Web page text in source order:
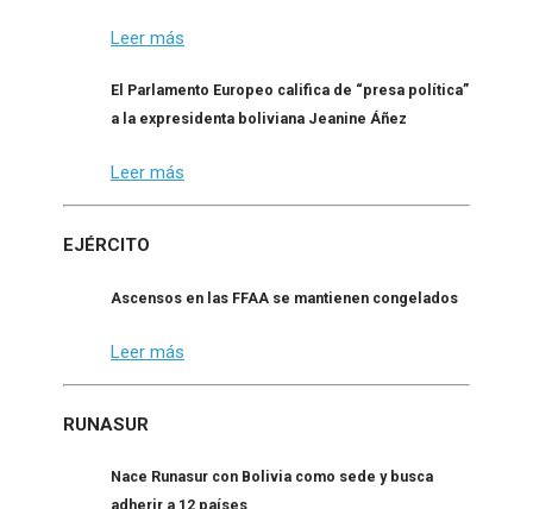
Leer más
El Parlamento Europeo califica de “presa política”
a la expresidenta boliviana Jeanine Áñez
Leer más
EJÉRCITO
Ascensos en las FFAA se mantienen congelados
Leer más
RUNASUR
Nace Runasur con Bolivia como sede y busca
adherir a 12 países